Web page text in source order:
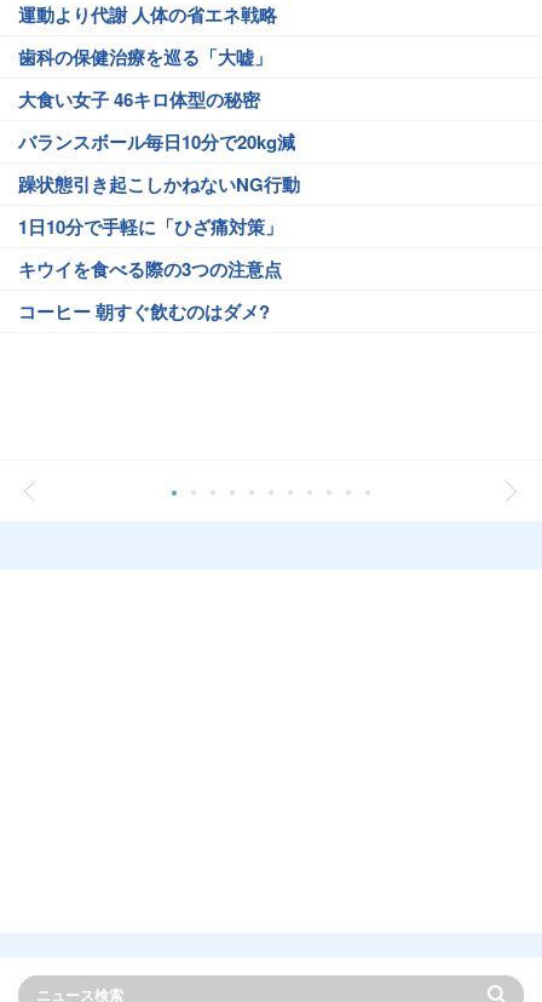
運動より代謝 人体の省エネ戦略
歯科の保健治療を巡る「大嘘」
大食い女子 46キロ体型の秘密
バランスボール毎日10分で20kg減
躁状態引き起こしかねないNG行動
1日10分で手軽に「ひざ痛対策」
キウイを食べる際の3つの注意点
コーヒー 朝すぐ飲むのはダメ?